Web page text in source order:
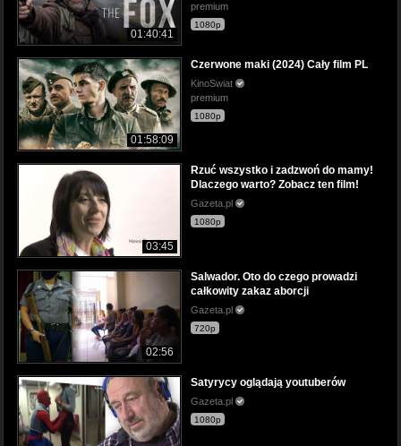
01:40:41
premium
1080p
01:58:09
Czerwone maki (2024) Cały film PL
KinoSwiat
premium
1080p
03:45
Rzuć wszystko i zadzwoń do mamy!
Dlaczego warto? Zobacz ten film!
Gazeta.pl
1080p
02:56
Salwador. Oto do czego prowadzi
całkowity zakaz aborcji
Gazeta.pl
720p
Satyrycy oglądają youtuberów
Gazeta.pl
1080p